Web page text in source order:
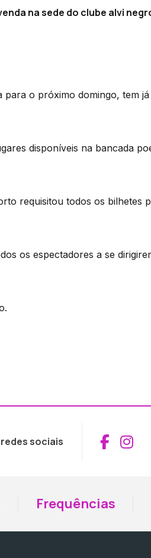
na sede do clube alvi
para o próximo domingo, tem
disponíveis na bancada
requisitou todos os bilhetes
os espectadores a se
sociais
Frequências